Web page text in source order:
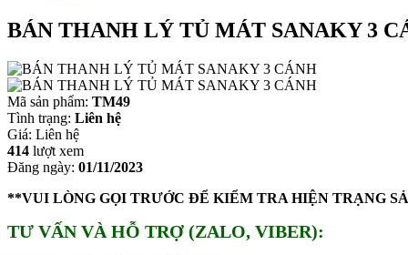
BÁN THANH LÝ TỦ MÁT SANAKY 3
Mã sản phẩm: TM49
Tình trạng: Liên hệ
Giá: Liên hệ
414 lượt xem
Đăng ngày: 01/11/2023
**VUI LÒNG GỌI TRƯỚC ĐỂ KIỂM TRA HIỆN TRẠNG
TƯ VẤN VÀ HỖ TRỢ (ZALO, VIBER):